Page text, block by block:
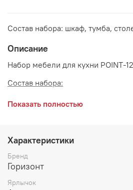
Состав набора: шкаф, тумба,
Описание
Набор мебели для кухни POINT-
Состав набора:
Шкаф 1200*300*690 мм
Столешница (толщина 28 мм)
Внимание:
мойку, сушку, смеситель, петли с
Показать полностью
Характеристики
Бренд
Горизонт
Ярлычок